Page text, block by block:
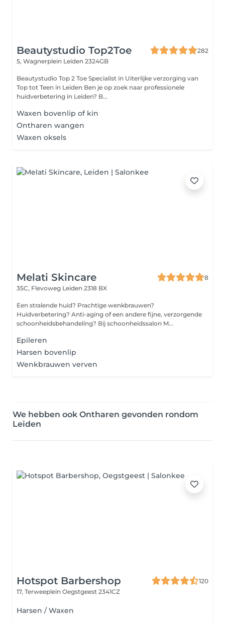
Beautystudio Top2Toe
282
5, Wagnerplein Leiden 2324GB
Beautystudio Top 2 Toe Specialist in Uiterlijke verzorging van
Top tot Teen in Leiden Ben je op zoek naar professionele
huidverbetering in Leiden? B...
Waxen bovenlip of kin
Ontharen wangen
Waxen oksels
Melati Skincare
8
35C, Flevoweg Leiden 2318 BX
Een stralende huid? Prachtige wenkbrauwen?
Huidverbetering? Anti-aging of een andere fijne, verzorgende
schoonheidsbehandeling? Bij schoonheidssalon M...
Epileren
Harsen bovenlip
Wenkbrauwen verven
We hebben ook Ontharen gevonden rondom
Leiden
Hotspot Barbershop
120
17, Terweeplein Oegstgeest 2341CZ
Harsen / Waxen